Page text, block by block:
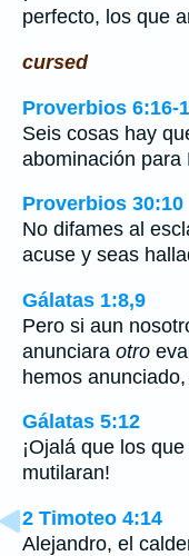
perfecto, los que
cursed
Proverbios 6:16-
Seis cosas hay
abominación
Proverbios 30:10
No difames al
acuse y seas
Gálatas 1:8,9
Pero si aun
anunciara otro
hemos
Gálatas 5:12
¡Ojalá que los
mutilaran!
2 Timoteo 4:14
Alejandro, el